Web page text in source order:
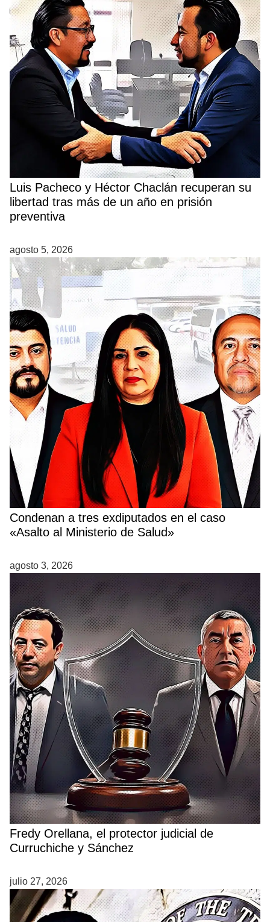
Luis Pacheco y Héctor Chaclán recuperan su
libertad tras más de un año en prisión
preventiva
agosto 5, 2026
Condenan a tres exdiputados en el caso
«Asalto al Ministerio de Salud»
agosto 3, 2026
Fredy Orellana, el protector judicial de
Curruchiche y Sánchez
julio 27, 2026